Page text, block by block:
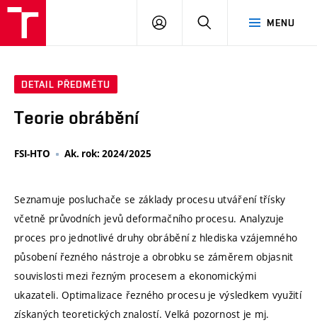
MENU
PŘIHLÁSIT
DETAIL PŘEDMĚTU
Teorie obrábění
FSI-HTO Ak. rok: 2024/2025
Seznamuje posluchače se základy procesu utváření třísky
včetně průvodních jevů deformačního procesu. Analyzuje
proces pro jednotlivé druhy obrábění z hlediska vzájemného
působení řezného nástroje a obrobku se záměrem objasnit
souvislosti mezi řezným procesem a ekonomickými
ukazateli. Optimalizace řezného procesu je výsledkem využití
získaných teoretických znalostí. Velká pozornost je mj.